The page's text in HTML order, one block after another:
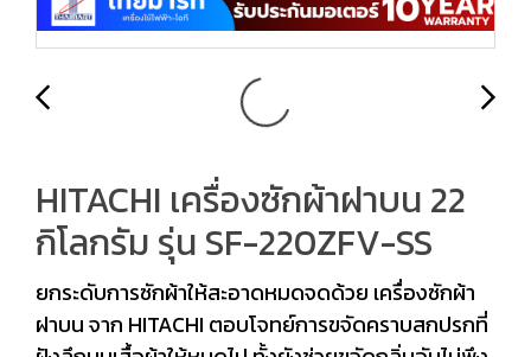
HITACHI เครื่องซักผ้าฝาบน 22
กิโลกรัม รุ่น SF-220ZFV-SS
ยกระดับการซักผ้าให้สะอาดหมดจดด้วย เครื่องซักผ้า
ฝาบน จาก HITACHI ตอบโจทย์การขจัดคราบสกปรกที่